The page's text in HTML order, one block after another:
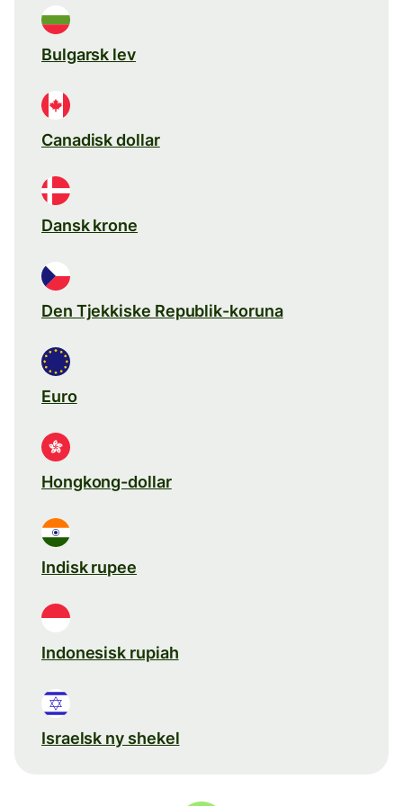
Bulgarsk lev
Canadisk dollar
Dansk krone
Den Tjekkiske Republik-koruna
Euro
Hongkong-dollar
Indisk rupee
Indonesisk rupiah
Israelsk ny shekel